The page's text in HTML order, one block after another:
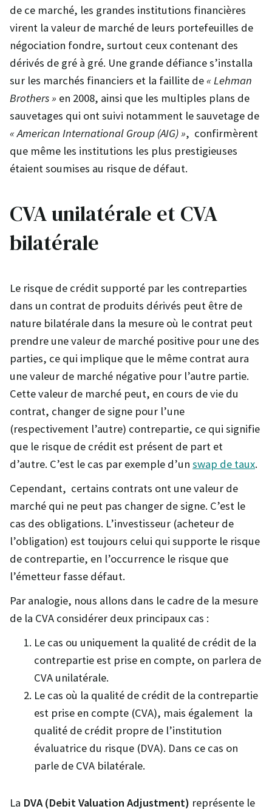
de ce marché, les grandes institutions financières
virent la valeur de marché de leurs portefeuilles de
négociation fondre, surtout ceux contenant des
dérivés de gré à gré. Une grande défiance s’installa
sur les marchés financiers et la faillite de« Lehman
Brothers » en 2008, ainsi que les multiples plans de
sauvetages qui ont suivi notamment le sauvetage de
« American International Group (AIG) », confirmèrent
que même les institutions les plus prestigieuses
étaient soumises au risque de défaut.
CVA unilatérale et CVA
bilatérale
Le risque de crédit supporté par les contreparties
dans un contrat de produits dérivés peut être de
nature bilatérale dans la mesure où le contrat peut
prendre une valeur de marché positive pour une des
parties, ce qui implique que le même contrat aura
une valeur de marché négative pour l’autre partie.
Cette valeur de marché peut, en cours de vie du
contrat, changer de signe pour l’une
(respectivement l’autre) contrepartie, ce qui signifie
que le risque de crédit est présent de part et
d’autre. C’est le cas par exemple d’un swap de taux.
Cependant, certains contrats ont une valeur de
marché qui ne peut pas changer de signe. C’est le
cas des obligations. L’investisseur (acheteur de
l’obligation) est toujours celui qui supporte le risque
de contrepartie, en l’occurrence le risque que
l’émetteur fasse défaut.
Par analogie, nous allons dans le cadre de la mesure
de la CVA considérer deux principaux cas :
Le cas ou uniquement la qualité de crédit de la
contrepartie est prise en compte, on parlera de
CVA unilatérale.
Le cas où la qualité de crédit de la contrepartie
est prise en compte (CVA), mais également la
qualité de crédit propre de l’institution
évaluatrice du risque (DVA). Dans ce cas on
parle de CVA bilatérale.
La DVA (Debit Valuation Adjustment) représente le